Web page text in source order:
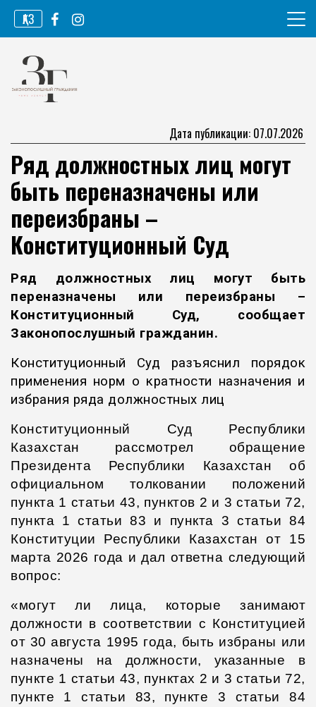
Перейти
содержимому
ҚАЗ
Законопослушный гражданин
Дата публикации: 07.07.2026
Ряд должностных лиц могут
быть переназначены или
переизбраны –
Конституционный Суд
Ряд должностных лиц могут быть
переназначены или переизбраны –
Конституционный Суд, сообщает
Законопослушный гражданин.
Конституционный Суд разъяснил порядок
применения норм о кратности назначения и
избрания ряда должностных лиц
Конституционный Суд Республики
Казахстан рассмотрел обращение
Президента Республики Казахстан об
официальном толковании положений
пункта 1 статьи 43, пунктов 2 и 3 статьи 72,
пункта 1 статьи 83 и пункта 3 статьи 84
Конституции Республики Казахстан от 15
марта 2026 года и дал ответна следующий
вопрос:
«могут ли лица, которые занимают
должности в соответствии с Конституцией
от 30 августа 1995 года, быть избраны или
назначены на должности, указанные в
пункте 1 статьи 43, пунктах 2 и 3 статьи 72,
пункте 1 статьи 83, пункте 3 статьи 84